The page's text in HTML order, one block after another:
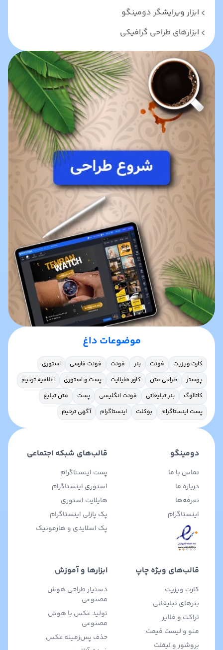
ابزار ویرایشگر دومینگو
ابزارهای طراحی گرافیکی
موضوعات داغ
کارت ویزیت فونت بنر فونت فونت فارسی
استوری
پوستر
طراحی متن کاور هایلایت پست و استوری
اعلامیه ترحیم
کاتالوگ
بنر تبلیغاتی فونت انگلیسی پست
متن تبلیغ
پست اینستاگرام
بوکلت اینستاگرام آگهی ترحیم
دومینگو
تماس با ما
درباره ما
تعرفه‌ها
اینستاگرام
قالب‌های شبکه اجتماعی
پست اینستاگرام
استوری اینستاگرام
هایلایت استوری
پک پازلی اینستاگرام
پک اسلایدی و هارمونیک
قالب‌های ویژه چاپ
کارت ویزیت
بنرهای تبلیغاتی
تراکت و فلایر
منو و لیست قیمت
بروشور و لیفلت
ابزارها و آموزش
دستیار طراحی هوش
مصنوعی
تولید عکس با هوش
مصنوعی
حذف پس‌زمینه عکس